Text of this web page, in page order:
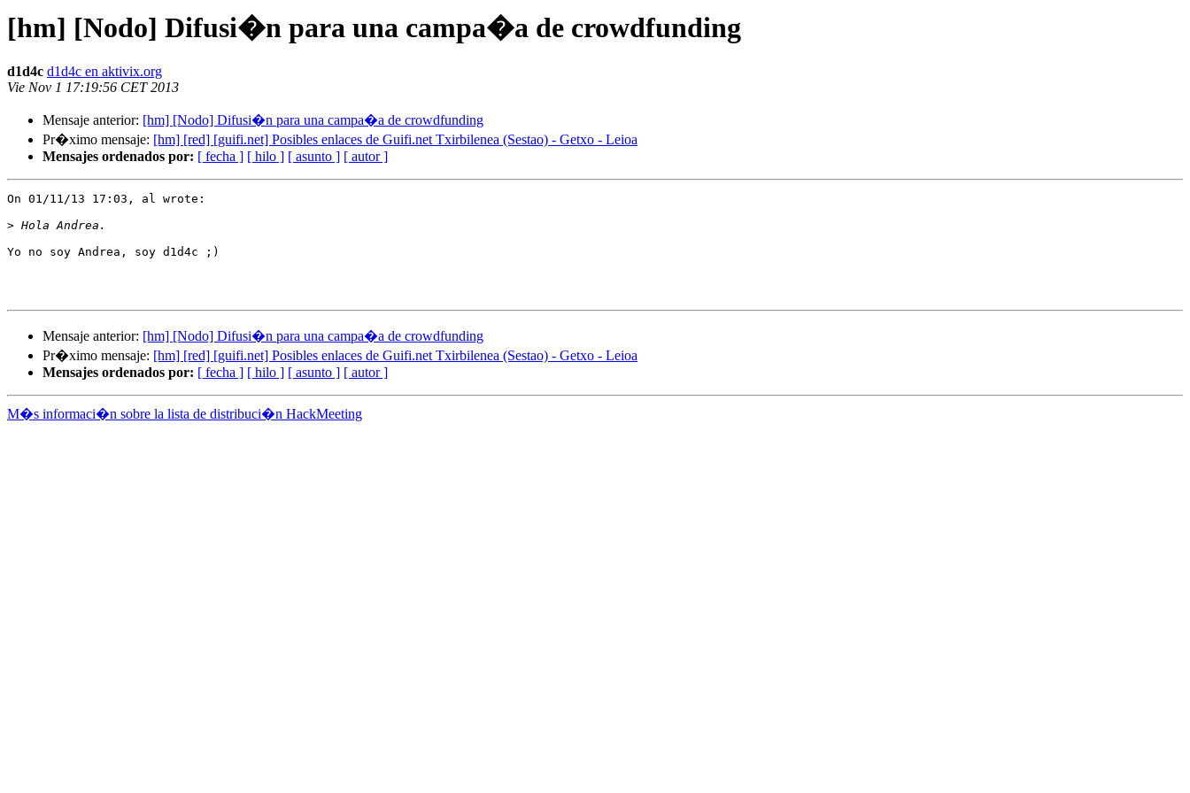
[hm] [Nodo] Difusi�n para una campa�a de crowdfunding
d1d4c d1d4c en aktivix.org
Vie Nov 1 17:19:56 CET 2013
Mensaje anterior: [hm] [Nodo] Difusi�n para una campa�a de crowdfunding
Pr�ximo mensaje: [hm] [red] [guifi.net] Posibles enlaces de Guifi.net Txirbilenea (Sestao) - Getxo - Leioa
Mensajes ordenados por: [ fecha ] [ hilo ] [ asunto ] [ autor ]
On 01/11/13 17:03, al wrote:
>
Yo no soy Andrea, soy d1d4c ;)
Mensaje anterior: [hm] [Nodo] Difusi�n para una campa�a de crowdfunding
Pr�ximo mensaje: [hm] [red] [guifi.net] Posibles enlaces de Guifi.net Txirbilenea (Sestao) - Getxo - Leioa
Mensajes ordenados por: [ fecha ] [ hilo ] [ asunto ] [ autor ]
M�s informaci�n sobre la lista de distribuci�n HackMeeting